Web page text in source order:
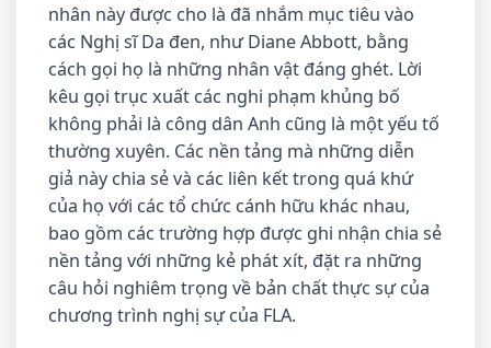
nhân này được cho là đã nhắm mục tiêu vào
các Nghị sĩ Da đen, như Diane Abbott, bằng
cách gọi họ là những nhân vật đáng ghét. Lời
kêu gọi trục xuất các nghi phạm khủng bố
không phải là công dân Anh cũng là một yếu tố
thường xuyên. Các nền tảng mà những diễn
giả này chia sẻ và các liên kết trong quá khứ
của họ với các tổ chức cánh hữu khác nhau,
bao gồm các trường hợp được ghi nhận chia sẻ
nền tảng với những kẻ phát xít, đặt ra những
câu hỏi nghiêm trọng về bản chất thực sự của
chương trình nghị sự của FLA.